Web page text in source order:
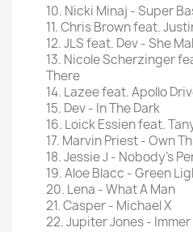
10. Nicki Minaj - Super
11. Chris Brown feat.
12. JLS feat. Dev - She
13. Nicole Scherzinger
There
14. Lazee feat. Apollo
15. Dev - In The Dark
16. Loick Essien feat.
17. Marvin Priest - Own
18. Jessie J - Nobody's
19. Aloe Blacc - Green
20. Lena - What A Man
21. Casper - Michael X
22. Jupiter Jones -